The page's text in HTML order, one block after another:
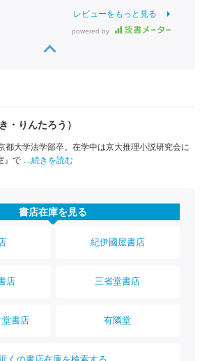
レビューをもっと見る
powered by
・りんたろう）
都大学法学部卒。在学中は京大推理小説研究会に
』で
…続きを読む
書店在庫を見る
紀伊國屋書店
店 三省堂書店
堂書店 有隣堂